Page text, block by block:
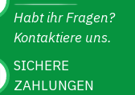
Habt ihr Fragen?
Kontaktiere uns.
SICHERE
ZAHLUNGEN